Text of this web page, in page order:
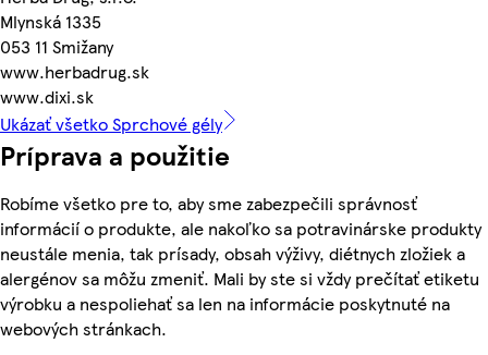
Mlynská 1335
053 11 Smižany
www.herbadrug.sk
www.dixi.sk
Ukázať všetko Sprchové gély
Príprava a použitie
Robíme všetko pre to, aby sme zabezpečili správnosť
informácií o produkte, ale nakoľko sa potravinárske produkty
neustále menia, tak prísady, obsah výživy, diétnych zložiek a
alergénov sa môžu zmeniť. Mali by ste si vždy prečítať etiketu
výrobku a nespoliehať sa len na informácie poskytnuté na
webových stránkach.